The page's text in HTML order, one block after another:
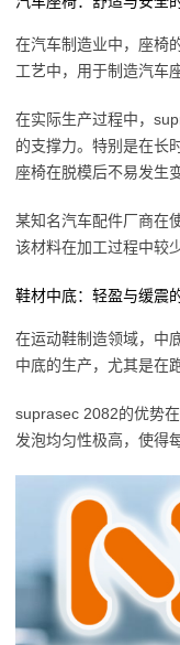
在汽车制造业中，座椅
工艺中，用于制造汽车
在实际生产过程中，
的支撑力。特别是在长
座椅在脱模后不易发生
某知名汽车配件厂商在
该材料在加工过程中较
鞋材中底：轻盈与缓震
在运动鞋制造领域，中
中底的生产，尤其是在
suprasec 2082的优势
发泡均匀性极高，使得